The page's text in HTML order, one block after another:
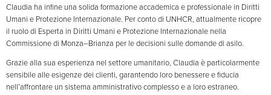
Claudia ha infine una solida formazione accademica e professionale in Diritti
Umani e Protezione Internazionale. Per conto di UNHCR, attualmente ricopre
il ruolo di Esperta in Diritti Umani e Protezione Internazionale nella
Commissione di Monza–Brianza per le decisioni sulle domande di asilo.
Grazie alla sua esperienza nel settore umanitario, Claudia è particolarmente
sensibile alle esigenze dei clienti, garantendo loro benessere e fiducia
nell’affrontare un sistema amministrativo complesso e a loro estraneo.